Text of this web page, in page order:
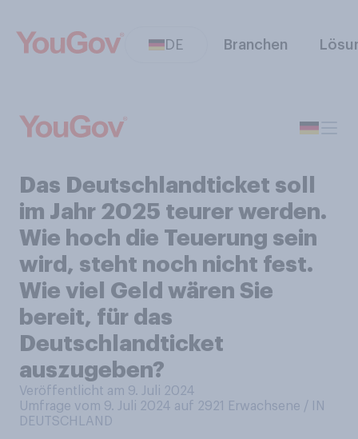
DE Branchen
Das Deutschlandticket soll
im Jahr 2025 teurer werden.
Wie hoch die Teuerung sein
wird, steht noch nicht fest.
Wie viel Geld wären Sie
bereit, für das
Deutschlandticket
auszugeben?
Veröffentlicht am 9. Juli 2024
Umfrage vom 9. Juli 2024 auf 2921
Erwachsene / IN
DEUTSCHLAND